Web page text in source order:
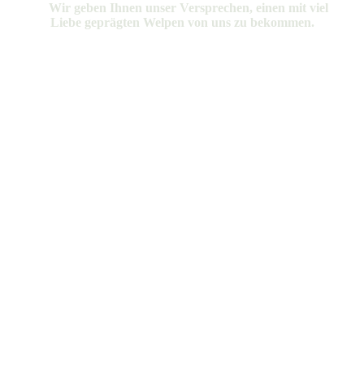
Wir geben Ihnen unser Versprechen, einen mit viel
Liebe geprägten Welpen von uns zu bekommen.